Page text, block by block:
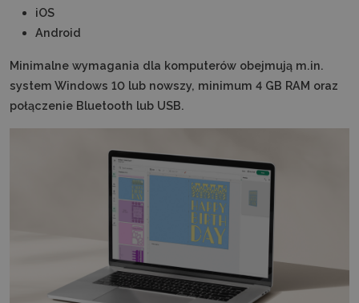
iOS
Android
Minimalne wymagania dla komputerów obejmują m.in.
system Windows 10 lub nowszy, minimum 4 GB RAM oraz
połączenie Bluetooth lub USB.